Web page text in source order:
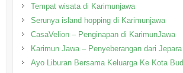
Tempat wisata di Karimunjawa
Serunya island hopping di Karimunjawa
CasaVelion – Penginapan di KarimunJawa
Karimun Jawa – Penyeberangan dari Jepara
Ayo Liburan Bersama Keluarga Ke Kota